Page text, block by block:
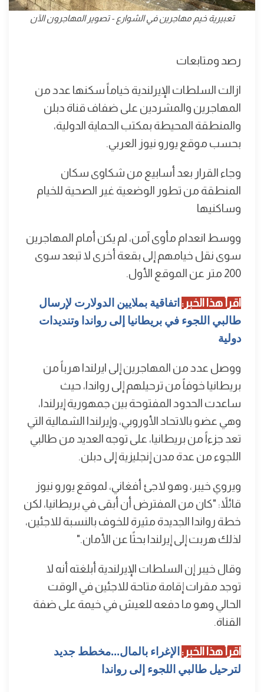
تعبيرية خيم مهاجرين في الشوارع - تصوير المهاجرون الآن
رصد ومتابعات
ازالت السلطات الإيرلندية خياماً سكنها عدد من
المهاجرين والمشردين على ضفاف قناة دبلن
والمنطقة المحيطة بمكتب الحماية الدولية،
بحسب موقع يورو نيوز العربي.
وجاء القرار بعد أسابيع من شكاوى سكان
المنطقة من تطور الوضعية غير الصحية للخيام
وساكنيها
ووسط انعدام مأوى آمن، لم يكن أمام المهاجرين
سوى نقل خيامهم إلى بقعة أخرى لا تبعد سوى
200 متر عن الموقع الأول.
اقرأ هذا الخبر: اتفاقية بملايين الدولارت لإرسال
طالبي اللجوء في بريطانيا إلى رواندا وتنديدات
دولية
ووصل عدد من المهاجرين إلى ايرلندا هرباً من
بريطانيا خوفاً من ترحيلهم إلى رواندا، حيث
ساعدت الحدود المفتوحة بين جمهورية إيرلندا،
وهي عضو بالاتحاد الأوروبي، وإيرلندا الشمالية التي
تعد جزءاً من بريطانيا، على توجه العديد من طالبي
اللجوء من عدة مدن إنجليزية إلى دبلن.
ويروي خيبر، وهو لاجئ أفغاني، لموقع يورو نيوز
قائلاً: "كان من المفترض أن أبقى في بريطانيا، لكن
خطة رواندا الجديدة مثيرة للخوف بالنسبة للاجئين،
لذلك هربت إلى إيرلندا بحثًا عن الأمان."
وقال خيبر إن السلطات الإيرلندية أبلغته أنه لا
توجد مقرات إقامة متاحة للاجئين في الوقت
الحالي وهو ما دفعه للعيش في خيمة على ضفة
القناة.
اقرأ هذا الخبر: الإغراء بالمال...مخطط جديد
لترحيل طالبي اللجوء إلى رواندا